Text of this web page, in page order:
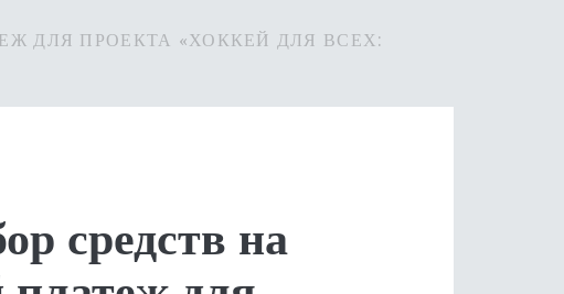
ДЛЯ ПРОЕКТА «ХОККЕЙ ДЛЯ ВСЕХ:
средств на